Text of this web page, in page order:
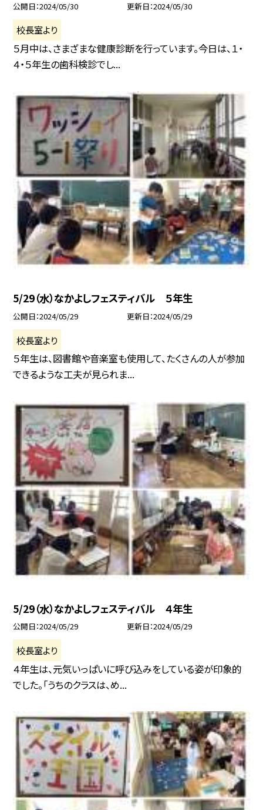
公開日 2024/05/30 更新日 2024/05/30
校長室より
５月中は、さまざまな健康診断を行っています。今日は、１・
４・５年生の歯科検診でし...
5/29（水）なかよしフェスティバル ５年生
公開日 2024/05/29 更新日 2024/05/29
校長室より
５年生は、図書館や音楽室も使用して、たくさんの人が参加
できるような工夫が見られま...
5/29（水）なかよしフェスティバル ４年生
公開日 2024/05/29 更新日 2024/05/29
校長室より
４年生は、元気いっぱいに呼び込みをしている姿が印象的
でした。「うちのクラスは、め...